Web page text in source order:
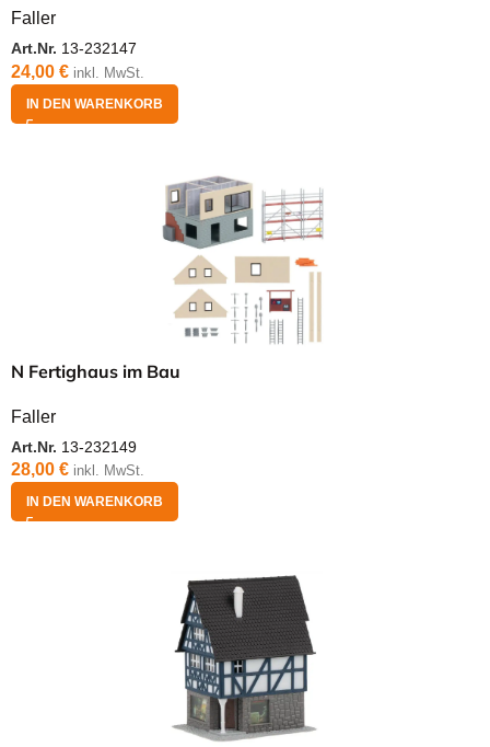
Faller
Art.Nr. 13-232147
24,00 € inkl. MwSt.
IN DEN WARENKORB
N Fertighaus im Bau
Faller
Art.Nr. 13-232149
28,00 € inkl. MwSt.
IN DEN WARENKORB